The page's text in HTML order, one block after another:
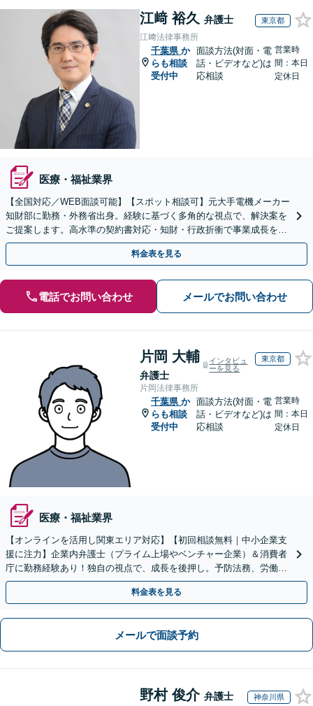
江﨑 裕久 弁護士 東京都
江﨑法律事務所
千葉県 か
らも相談
受付中
面談方法(対面・電
話・ビデオなど)は
応相談
営業時
間：本日
定休日
医療・福祉業界
【全国対応／WEB面談可能】【スポット相談可】元大手電機メーカー
知財部に勤務・外務省出身。経験に基づく多角的な視点で、解決案を
ご提案します。高水準の契約書対応・知財・行政折衝で事業成長を牽
引いたします。
料金表を見る
電話でお問い合わせ メールでお問い合わせ
片岡 大輔
弁護士
インタビュ
ーを見る
東京都
片岡法律事務所
千葉県 か
らも相談
受付中
面談方法(対面・電
話・ビデオなど)は
応相談
営業時
間：本日
定休日
医療・福祉業界
【オンラインを活用し関東エリア対応】【初回相談無料｜中小企業支
援に注力】企業内弁護士（プライム上場やベンチャー企業）＆消費者
庁に勤務経験あり！独自の視点で、成長を後押し。予防法務、労働問
題、債権回収、コンプラ、会社設立・事業再編等幅広く対応
料金表を見る
メールで面談予約
野村 俊介 弁護士 神奈川県